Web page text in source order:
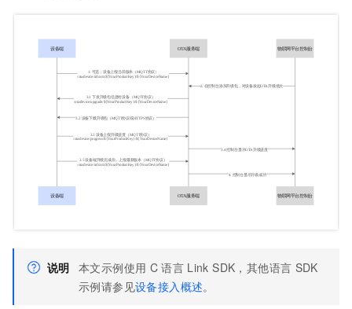
说明 本文示例使用 C 语言 Link SDK，其他语言 SDK
示例请参见设备接入概述。